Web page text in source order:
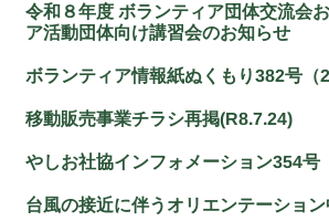
令和８年度 ボランティア団体交流会
ア活動団体向け講習会のお知らせ
ボランティア情報紙ぬくもり382号（
移動販売事業チラシ再掲(R8.7.24)
やしお社協インフォメーション354号
台風の接近に伴うオリエンテーショ